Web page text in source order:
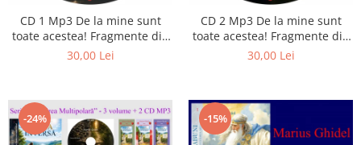
Literatura
Psihologie
Stiinta
CD 1 Mp3 De la mine sunt
toate acestea! Fragmente din
cărțile lui Marius Ghidel
30,00 Lei
CD 2 Mp3 De la mine sunt
toate acestea! Fragmente din
cărțile lui Marius Ghidel
30,00 Lei
-24% -15%